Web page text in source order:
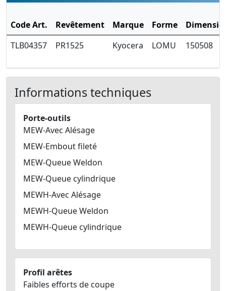
Code Art. Revêtement Marque Forme
TLB04357
PR1525 Kyocera LOMU 150508
Informations techniques
Porte-outils
MEW-Avec Alésage
MEW-Embout fileté
MEW-Queue Weldon
MEW-Queue cylindrique
MEWH-Avec Alésage
MEWH-Queue Weldon
MEWH-Queue cylindrique
Profil arêtes
Faibles efforts de coupe